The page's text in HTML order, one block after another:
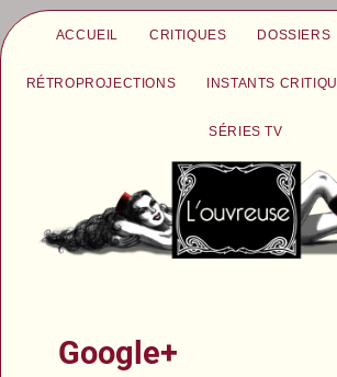
ACCUEIL CRITIQUES DOSSIERS
RÉTROPROJECTIONS INSTANTS
SÉRIES TV
Google+